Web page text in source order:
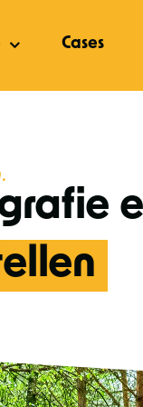
Cases